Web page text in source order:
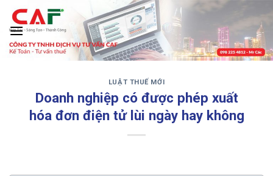
Skip
content
‹ ›
LUẬT THUẾ MỚI
Doanh nghiệp có được phép xuất
hóa đơn điện tử lùi ngày hay không